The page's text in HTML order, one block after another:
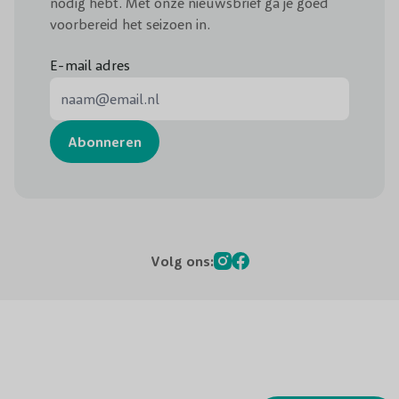
onze klantenservice.
voorbereid het seizoen in.
E-mail adres
Abonneren
Volg ons: